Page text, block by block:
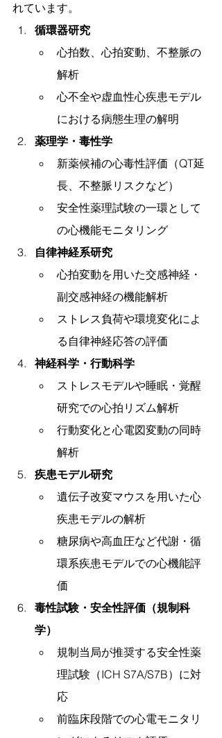
れています。
循環器研究
心拍数、心拍変動、不整脈の
解析
心不全や虚血性心疾患モデル
における病態生理の解明
薬理学・毒性学
新薬候補の心毒性評価（QT延
長、不整脈リスクなど）
安全性薬理試験の一環として
の心機能モニタリング
自律神経系研究
心拍変動を用いた交感神経・
副交感神経の機能解析
ストレス負荷や環境変化によ
る自律神経応答の評価
神経科学・行動科学
ストレスモデルや睡眠・覚醒
研究での心拍リズム解析
行動変化と心電図変動の同時
解析
疾患モデル研究
遺伝子改変マウスを用いた心
疾患モデルの解析
糖尿病や高血圧など代謝・循
環系疾患モデルでの心機能評
価
毒性試験・安全性評価（規制科
学）
規制当局が推奨する安全性薬
理試験（ICH S7A/S7B）に対
応
前臨床段階での心電モニタリ